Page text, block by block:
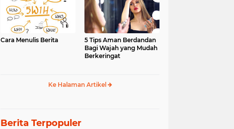
Cara Menulis Berita
5 Tips Aman Berdandan
Bagi Wajah yang Mudah
Berkeringat
Ke Halaman Artikel
Berita Terpopuler